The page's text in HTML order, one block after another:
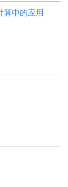
算中的应用